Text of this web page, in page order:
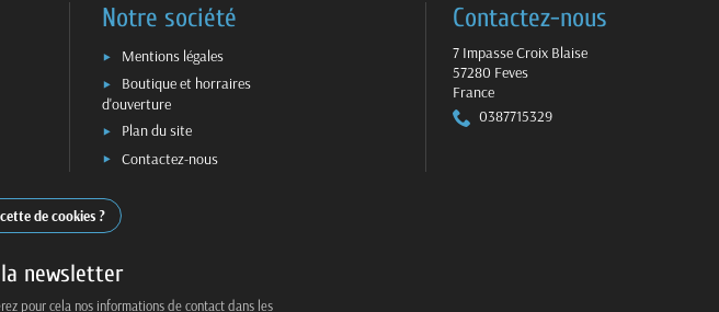
Notre société
Mentions légales
Boutique et horraires
d'ouverture
Plan du site
Contactez-nous
Contactez-nous
7 Impasse Croix Blaise
57280 Feves
France
0387715329
de cookies ?
newsletter
pour cela nos informations de contact dans les